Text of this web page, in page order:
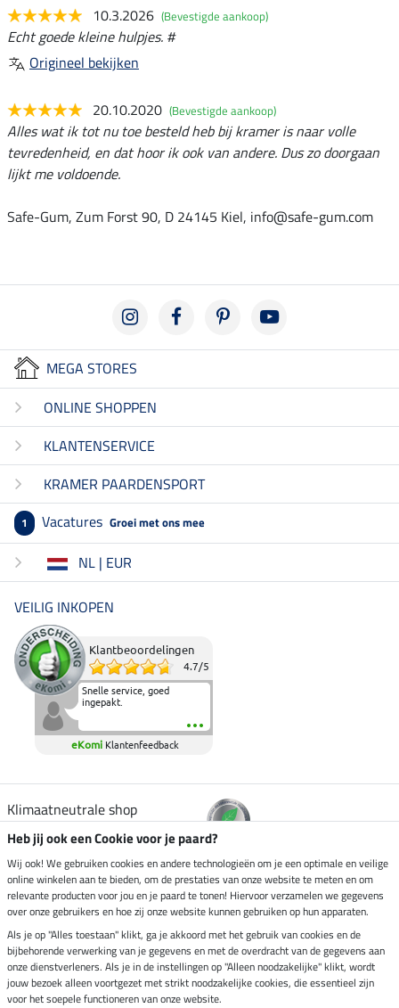
10.3.2026 (Bevestigde aankoop)
Echt goede kleine hulpjes. #
Origineel bekijken
20.10.2020 (Bevestigde aankoop)
Alles wat ik tot nu toe besteld heb bij kramer is naar volle
tevredenheid, en dat hoor ik ook van andere. Dus zo doorgaan
lijkt me voldoende.
Safe-Gum, Zum Forst 90, D 24145 Kiel, info@safe-gum.com
MEGA STORES
ONLINE SHOPPEN
KLANTENSERVICE
KRAMER PAARDENSPORT
1 Vacatures Groei met ons mee
NL | EUR
VEILIG INKOPEN
Klantbeoordelingen
4.7/5
Snelle service, goed
ingepakt.
eKomi Klantenfeedback
Klimaatneutrale shop
Verzending per
Veilig betalen met
Impressum
Heb jij ook een Cookie voor je paard?
Wij ook! We gebruiken cookies en andere technologieën om je een optimale en veilige
online winkelen aan te bieden, om de prestaties van onze website te meten en om
relevante producten voor jou en je paard te tonen! Hiervoor verzamelen we gegevens
over onze gebruikers en hoe zij onze website kunnen gebruiken op hun apparaten.
Als je op "Alles toestaan" klikt, ga je akkoord met het gebruik van cookies en de
bijbehorende verwerking van je gegevens en met de overdracht van de gegevens aan
onze dienstverleners. Als je in de instellingen op "Alleen noodzakelijke" klikt, wordt
jouw bezoek alleen voortgezet met strikt noodzakelijke cookies, die essentieel zijn
voor het soepele functioneren van onze website.